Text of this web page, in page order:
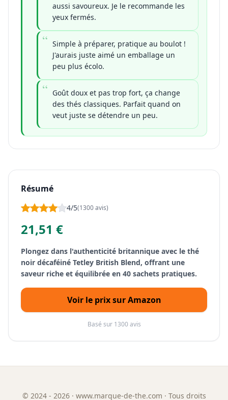
aussi savoureux. Je le recommande les
yeux fermés.
Simple à préparer, pratique au boulot !
J'aurais juste aimé un emballage un
peu plus écolo.
Goût doux et pas trop fort, ça change
des thés classiques. Parfait quand on
veut juste se détendre un peu.
Résumé
4/5(1300 avis)
21,51 €
Plongez dans l'authenticité britannique avec le thé
noir décaféiné Tetley British Blend, offrant une
saveur riche et équilibrée en 40 sachets pratiques.
Voir le prix sur Amazon
Basé sur 1300 avis
© 2024 - 2026· www.marque-de-the.com · Tous droits